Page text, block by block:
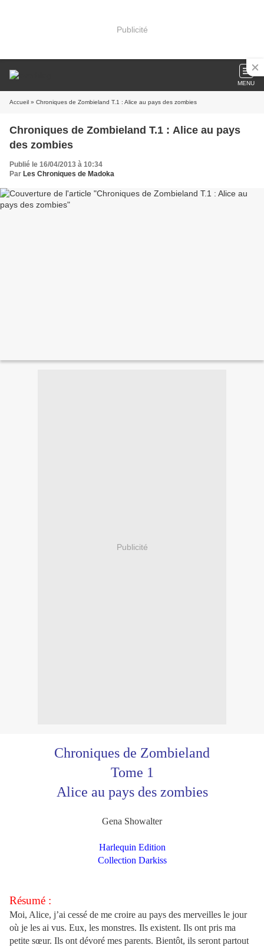
Publicité
MENU
Accueil » Chroniques de Zombieland T.1 : Alice au pays des zombies
Chroniques de Zombieland T.1 : Alice au pays
des zombies
Publié le 16/04/2013 à 10:34
Par Les Chroniques de Madoka
Publicité
Chroniques de Zombieland
Tome 1
Alice au pays des zombies
Gena Showalter
Harlequin Edition
Collection Darkiss
Résumé :
Moi, Alice, j’ai cessé de me croire au pays des merveilles le jour
où je les ai vus. Eux, les monstres. Ils existent. Ils ont pris ma
petite sœur. Ils ont dévoré mes parents. Bientôt, ils seront partout